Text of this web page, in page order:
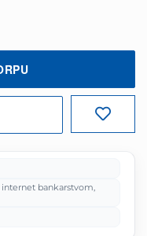
8GB GDDR6 količina
bankarstvom,